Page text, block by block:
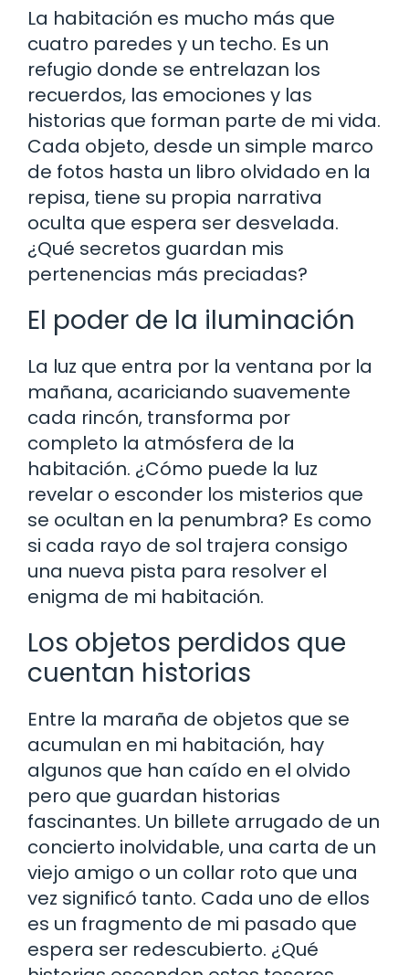
La habitación es mucho más que
cuatro paredes y un techo. Es un
refugio donde se entrelazan los
recuerdos, las emociones y las
historias que forman parte de mi vida.
Cada objeto, desde un simple marco
de fotos hasta un libro olvidado en la
repisa, tiene su propia narrativa
oculta que espera ser desvelada.
¿Qué secretos guardan mis
pertenencias más preciadas?
El poder de la iluminación
La luz que entra por la ventana por la
mañana, acariciando suavemente
cada rincón, transforma por
completo la atmósfera de la
habitación. ¿Cómo puede la luz
revelar o esconder los misterios que
se ocultan en la penumbra? Es como
si cada rayo de sol trajera consigo
una nueva pista para resolver el
enigma de mi habitación.
Los objetos perdidos que
cuentan historias
Entre la maraña de objetos que se
acumulan en mi habitación, hay
algunos que han caído en el olvido
pero que guardan historias
fascinantes. Un billete arrugado de un
concierto inolvidable, una carta de un
viejo amigo o un collar roto que una
vez significó tanto. Cada uno de ellos
es un fragmento de mi pasado que
espera ser redescubierto. ¿Qué